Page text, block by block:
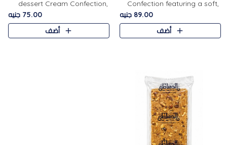
Confection featuring a soft,
creamy texture paired with a
rich layer of premium
chocolate and the distinctive
89.00 جنيه
أضف
dessert Cream Confection,
featuring a soft, creamy
texture and the distinctive
flavor of roasted hazelnuts.
75.00 جنيه
أضف